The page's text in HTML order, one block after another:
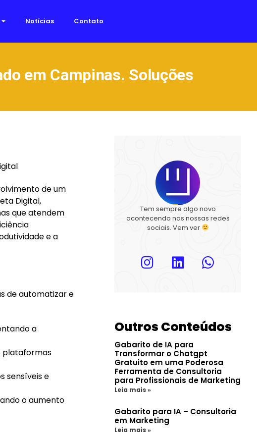
Notícias Contato
em Campinas. Soluções
de um
Digital,
que atendem
e a
de automatizar e
a
plataformas
sensíveis e
o aumento
Tem sempre algo novo
acontecendo nas nossas redes
sociais. Vem ver
Outros Conteúdos
Gabarito de IA para
Transformar o Chatgpt
Gratuito em uma Poderosa
Ferramenta de Consultoria
para Profissionais de Marketing
Leia mais »
Gabarito para IA – Consultoria
em Marketing
Leia mais »